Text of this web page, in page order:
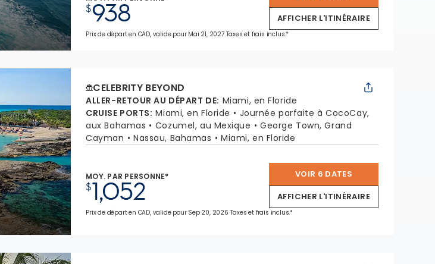
$938
AFFICHER L'ITINÉRAIRE
Prix de départ en CAD, valide pour Mai 21, 2027 Taxes et frais inclus.*
CELEBRITY BEYOND
ALLER-RETOUR AU DÉPART DE: Miami, en Floride
CRUISE PORTS: Miami, en Floride
Journée parfaite à CocoCay,
aux Bahamas
Cozumel, au Mexique
George Town, Grand
Cayman
Nassau, Bahamas Miami, en Floride
MOY. PAR PERSONNE*
$1,052
VOIR 6 DATES
AFFICHER L'ITINÉRAIRE
Prix de départ en CAD, valide pour Sep 20, 2026 Taxes et frais inclus.*